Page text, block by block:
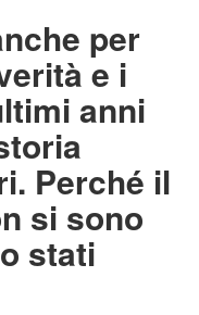
per
e i
anni
Perché il
si sono
stati